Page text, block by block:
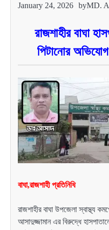
January 24, 2026 byMD.
রাজশাহীর বাঘা
পিটানোর
বাঘা,রাজশাহী প্রতিনিধি
রাজশাহীর বাঘা উপজেলা স্বাস্থ্য
আসাদুজ্জামান এর বিরুদ্ধে